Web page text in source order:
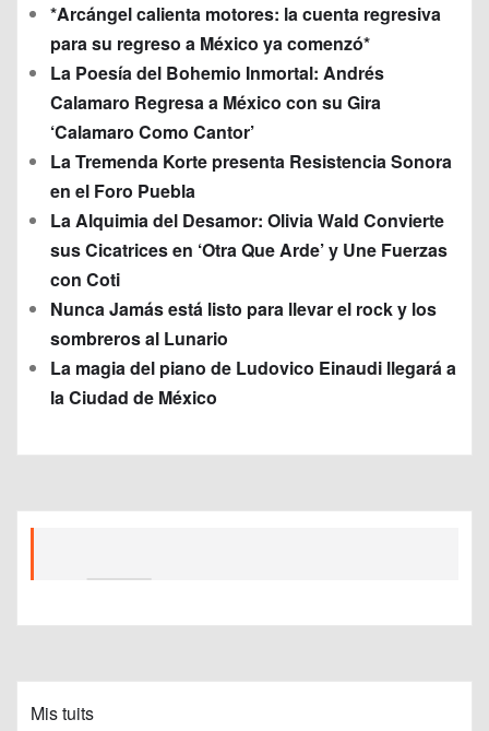
*Arcángel calienta motores: la cuenta regresiva
para su regreso a México ya comenzó*
La Poesía del Bohemio Inmortal: Andrés
Calamaro Regresa a México con su Gira
‘Calamaro Como Cantor’
La Tremenda Korte presenta Resistencia Sonora
en el Foro Puebla
La Alquimia del Desamor: Olivia Wald Convierte
sus Cicatrices en ‘Otra Que Arde’ y Une Fuerzas
con Coti
Nunca Jamás está listo para llevar el rock y los
sombreros al Lunario
La magia del piano de Ludovico Einaudi llegará a
la Ciudad de México
Mis tuits